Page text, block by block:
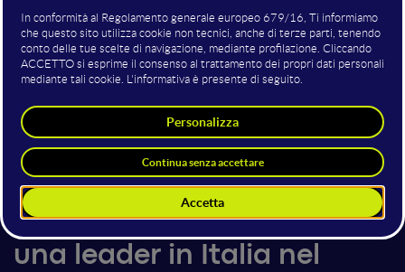
22 giugno 201819:10 - 19:30
Startup
Come tutored è diventata
una leader in Italia nel